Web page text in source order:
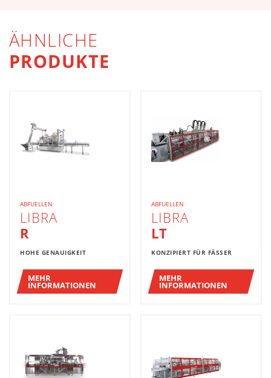
ÄHNLICHE
PRODUKTE
ABFUELLEN
LIBRA
R
HOHE GENAUIGKEIT
MEHR
INFORMATIONEN
ABFUELLEN
LIBRA
LT
KONZIPIERT FÜR FÄSSER
MEHR
INFORMATIONEN